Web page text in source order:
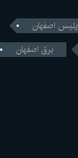
پلیس اصفهان
برق اصفهان